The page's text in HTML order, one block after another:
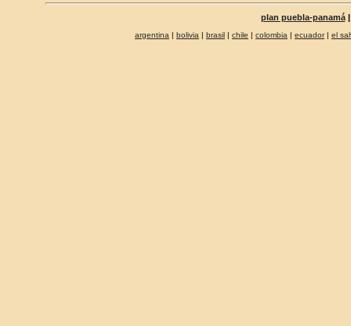
plan puebla-panamá
argentina | bolivia | brasil | chile | colombia | ecuador| el